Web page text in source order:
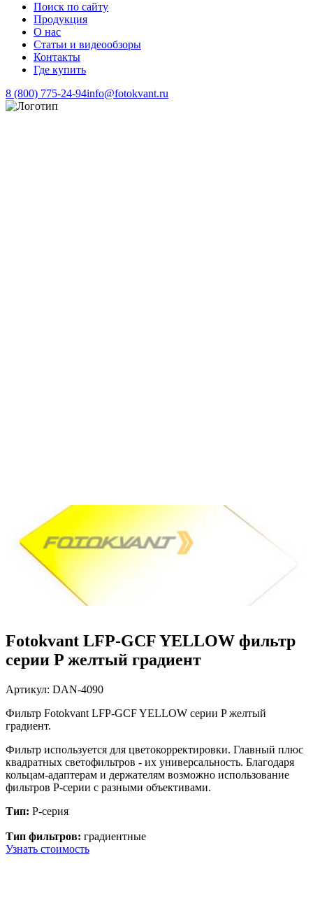
Поиск по сайту
Продукция
О нас
Статьи и видеообзоры
Контакты
Где купить
8 (800) 775-24-94info@fotokvant.ru
Fotokvant LFP-GCF YELLOW фильтр
серии P желтый градиент
Артикул: DAN-4090
Фильтр Fotokvant LFP-GCF YELLOW серии P желтый
градиент.
Фильтр используется для цветокорректировки. Главный плюс
квадратных светофильтров - их универсальность. Благодаря
кольцам-адаптерам и держателям возможно использование
фильтров P-серии с разными объективами.
Тип: P-серия
Тип фильтров: градиентные
Узнать стоимость